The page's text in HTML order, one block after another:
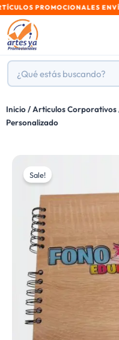
Inicio/Articulos Corporativos
Personalizado
Sale!